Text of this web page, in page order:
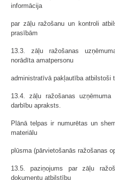
informācija
par zāļu ražošanu un kontroli
prasībām
13.3. zāļu ražošanas
norādīta amatpersonu
administratīvā pakļautība atbilstoši
13.4. zāļu ražošanas
darbību apraksts.
Plānā telpas ir numurētas un
materiālu
plūsma (pārvietošanās ražošanas
13.5. paziņojums par zāļu
dokumentu atbilstību